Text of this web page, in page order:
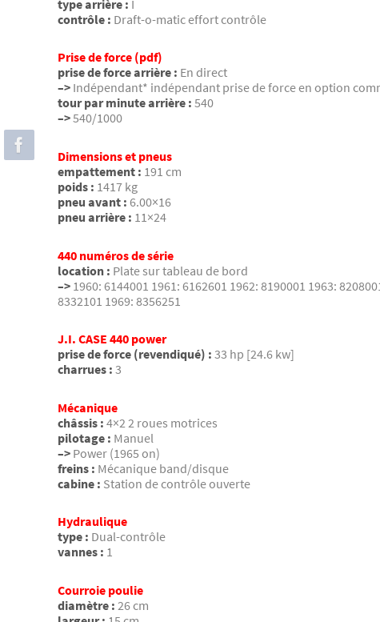
type arrière : I
contrôle : Draft-o-matic effort contrôle
Prise de force (pdf)
prise de force arrière : En direct
–> Indépendant* indépendant prise de force en option
tour par minute arrière : 540
–>540/1000
Dimensions et pneus
empattement : 191 cm
poids : 1417 kg
pneu avant : 6.00×16
pneu arrière : 11×24
440 numéros de série
location : Plate sur tableau de bord
–> 1960: 6144001 1961: 6162601 1962: 8190001 1963:
8332101 1969: 8356251
J.I. CASE 440 power
prise de force (revendiqué) : 33 hp [24.6 kw]
charrues : 3
Mécanique
châssis : 4×2 2 roues motrices
pilotage : Manuel
–> Power (1965 on)
freins : Mécanique band/disque
cabine : Station de contrôle ouverte
Hydraulique
type : Dual-contrôle
vannes : 1
Courroie poulie
diamètre : 26 cm